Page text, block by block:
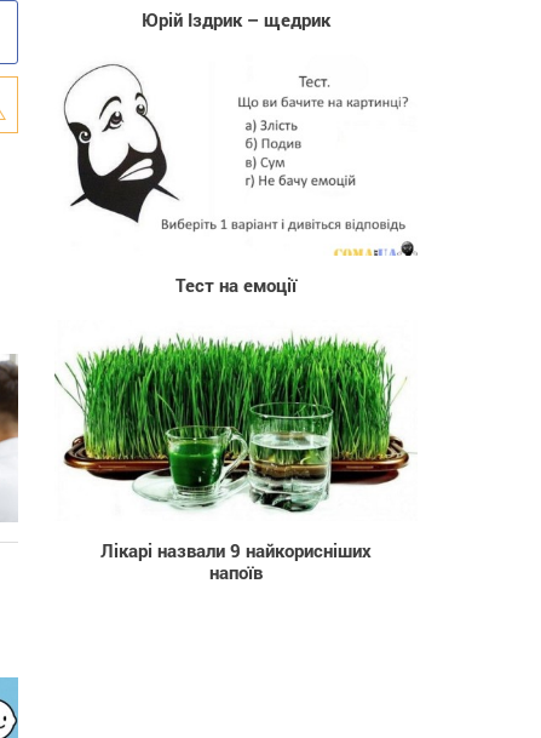
Юрій Іздрик – щедрик
12 393
Тест на емоції
Лікарі назвали 9 найкорисніших
напоїв